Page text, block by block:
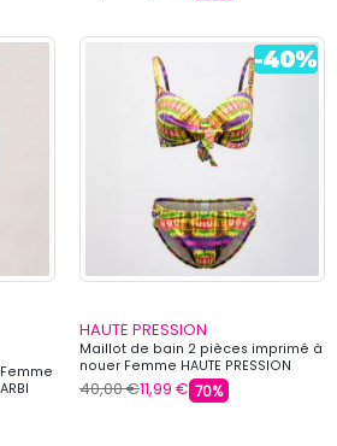
HAUTE PRESSION
Maillot de bain 2 pièces imprimé à
nouer Femme HAUTE PRESSION
40,00 €11,99 € 70%